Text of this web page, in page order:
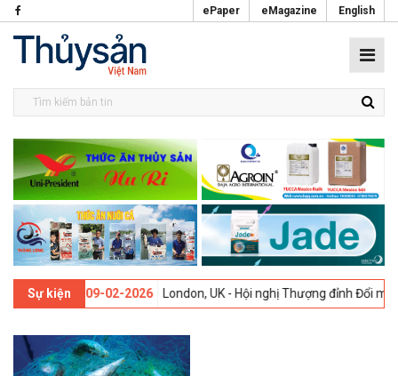
ePaper eMagazine English
Sự kiện
13 -09-02-2026 London, UK - Hội nghị Thượng đỉnh Đổi mới